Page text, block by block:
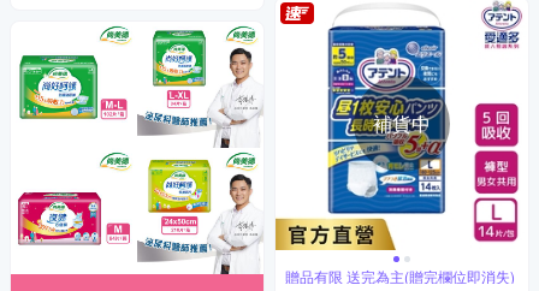
補貨中
贈品有限 送完為主(贈完欄位即消失)